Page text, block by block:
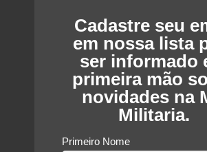
Cadastre seu
em nossa lista
ser informado
primeira mão
novidades na
Militaria.
Primeiro Nome